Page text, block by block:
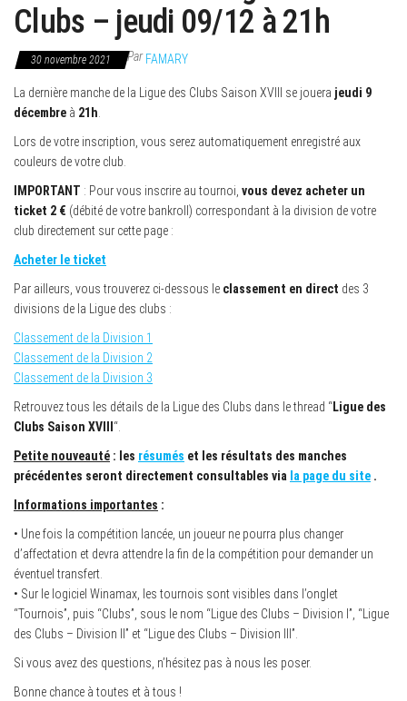
Clubs – jeudi 09/12 à 21h
30 novembre 2021 ParFAMARY
La dernière manche de la Ligue des Clubs Saison XVIII se jouera jeudi 9
décembre à 21h
Lors de votre inscription, vous serez automatiquement enregistré aux
couleurs de votre club.
IMPORTANT : Pour vous inscrire au tournoi, vous devez acheter un
ticket 2 € (débité de votre bankroll) correspondant à la division de votre
club directement sur cette page :
Acheter le ticket
Par ailleurs, vous trouverez ci-dessous le classement en direct des 3
divisions de la Ligue des clubs :
Classement de la Division 1
Classement de la Division 2
Classement de la Division 3
Retrouvez tous les détails de la Ligue des Clubs dans le thread “Ligue des
Clubs Saison XVIII “.
Petite nouveauté : les résumés et les résultats des manches
précédentes seront directement consultables via la page du site .
Informations importantes :
• Une fois la compétition lancée, un joueur ne pourra plus changer
d’affectation et devra attendre la fin de la compétition pour demander un
éventuel transfert.
• Sur le logiciel Winamax, les tournois sont visibles dans l’onglet
“Tournois”, puis “Clubs”, sous le nom “Ligue des Clubs – Division I”, “Ligue
des Clubs – Division II” et “Ligue des Clubs – Division III”.
Si vous avez des questions, n’hésitez pas à nous les poser.
Bonne chance à toutes et à tous !